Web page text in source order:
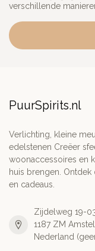
verschillende
PuurSpirits.nl
Verlichting, kleine
edelstenen Creëer
woonaccessoires en
huis brengen.
en cadeaus.
Zijdelweg 19-
1187 ZM
Nederland